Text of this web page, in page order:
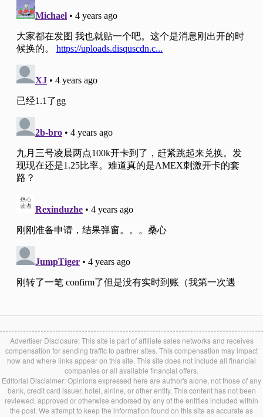
Advertiser Disclosure: This site is part of affiliate sales networks and receives
compensation for sending traffic to partner sites. This compensation may impact
how and where links appear on this site. This site does not include all financial
companies or all available financial offers.
Editorial Disclaimer: Opinions expressed here are author's alone, not those of any
bank, credit card issuer, hotel, airline, or other entity. This content has not been
reviewed, approved or otherwise endorsed by any of the entities included within
the post. We attempt to keep the information found on this site as accurate as